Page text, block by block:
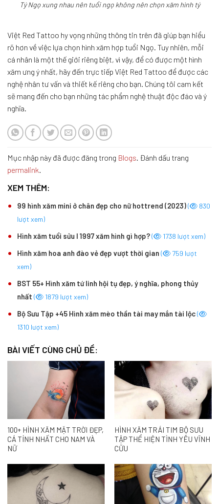
Tý Ngọ xung nhau nên tuổi ngọ không nên chọn xăm hình tý
Việt Red Tattoo hy vọng những thông tin trên đã giúp bạn hiểu
rõ hơn về việc lựa chọn hình xăm hợp tuổi Ngọ. Tuy nhiên, mỗi
cá nhân là một thế giới riêng biệt, vì vậy, để có được một hình
xăm ưng ý nhất, hãy đến trực tiếp Việt Red Tattoo để được các
nghệ nhân tư vấn và thiết kế riêng cho bạn. Chúng tôi cam kết
sẽ mang đến cho bạn những tác phẩm nghệ thuật độc đáo và ý
nghĩa.
Mục nhập này đã được đăng trong Blogs. Đánh dấu trang
permalink.
XEM THÊM:
99 hình xăm mini ở chân đẹp cho nữ hottrend (2023)(
830
lượt xem)
Hình xăm tuổi sửu I 1997 xăm hình gì hợp?( 1738 lượt xem)
Hình xăm hoa anh đào vẻ đẹp vượt thời gian (
759 lượt
xem)
BST 55+ Hình xăm tứ linh hội tụ đẹp, ý nghĩa, phong thủy
nhất ( 1879 lượt xem)
Bộ Sưu Tập +45 Hình xăm mèo thần tài may mắn tài lộc(
1310 lượt xem)
BÀI VIẾT CÙNG CHỦ ĐỀ:
100+ HÌNH XĂM MẶT TRỜI ĐẸP,
CÁ TÍNH NHẤT CHO NAM VÀ
NỮ
HÌNH XĂM TRÁI TIM BỘ SƯU
TẬP THỂ HIỆN TÌNH YÊU VĨNH
CỮU